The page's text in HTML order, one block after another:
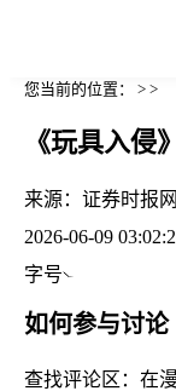
您当前的位置： > >
《玩具入侵
来源： 证券时报网
2026-06-09
字号
如何参与讨论
查找评论区：在